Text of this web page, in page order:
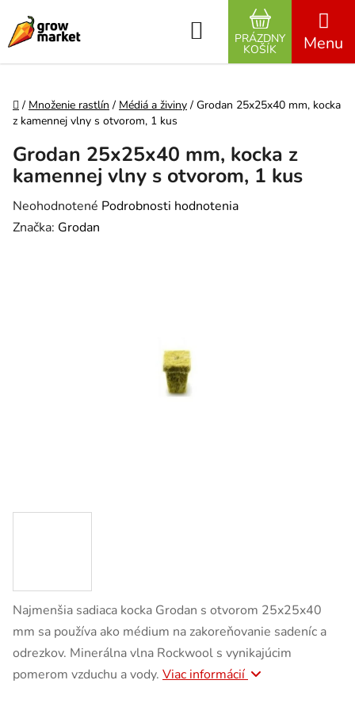
Hľadať
NÁKUPNÝ
PRÁZDNY
KOŠÍK
Domov
/ Množenie rastlín / Médiá a živiny / Grodan 25x25x40 mm, kocka
z kamennej vlny s otvorom, 1 kus
Najmenšia sadiaca kocka Grodan s otvorom 25x25x40
mm sa používa ako médium na zakoreňovanie sadeníc a
odrezkov. Minerálna vlna Rockwool s vynikajúcim
pomerom vzduchu a vody. Viac informácií
Grodan 25x25x40 mm, kocka z
kamennej vlny s otvorom, 1 kus
Priemerné hodnotenie produktu je 0,0 z 5 hviezdičiek.
Neohodnotené Podrobnosti hodnotenia
Značka: Grodan